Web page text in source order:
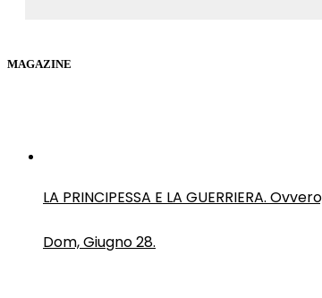
MAGAZINE
LA PRINCIPESSA E LA GUERRIERA.
Dom, Giugno 28.